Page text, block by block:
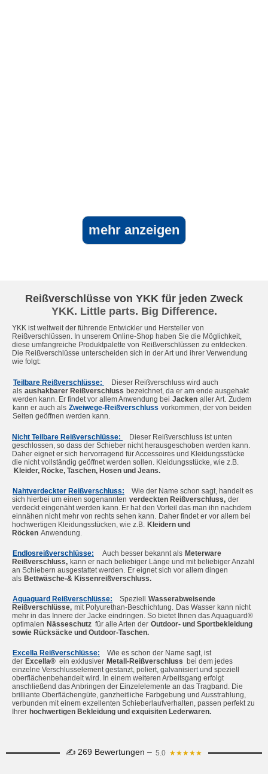
Reißverschlüsse von YKK für jeden Zweck
YKK. Little parts. Big Difference.
YKK ist weltweit der führende Entwickler und Hersteller von
Reißverschlüssen. In unserem Online-Shop haben Sie die Möglichkeit,
diese umfangreiche Produktpalette von Reißverschlüssen zu entdecken.
Die Reißverschlüsse unterscheiden sich in der Art und ihrer Verwendung
wie folgt:
Teilbare Reißverschlüsse:
Dieser Reißverschluss wird auch
als aushakbarer Reißverschluss bezeichnet, da er am ende ausgehakt
werden kann. Er findet vor allem Anwendung bei Jacken aller Art. Zudem
kann er auch als Zweiwege-Reißverschluss vorkommen, der von beiden
Seiten geöffnen werden kann.
Nicht Teilbare Reißverschlüsse:
Dieser Reißverschluss ist unten
geschlossen, so dass der Schieber nicht herausgeschoben werden kann.
Daher eignet er sich hervorragend für Accessoires und Kleidungsstücke
Kleider, Röcke, Taschen, Hosen und Jeans.
Nahtverdeckter Reißverschluss:
Wie der Name schon sagt, handelt es
sich hierbei um einen sogenannten verdeckten Reißverschluss, der
verdeckt eingenäht werden kann. Er hat den Vorteil das man ihn nachdem
einnähen nicht mehr von rechts sehen kann. Daher findet er vor allem bei
hochwertigen Kleidungsstücken, wie z.B. Kleidern und
Röcken Anwendung.
Endlosreißverschlüsse: Auch besser bekannt als Meterware
Reißverschluss, kann er nach beliebiger Länge und mit beliebiger Anzahl
an Schiebern ausgestattet werden. Er eignet sich vor allem dingen
als Bettwäsche-& Kissenreißverschluss.
Aquaguard Reißverschlüsse: Speziell
Wasserabweisende
Reißverschlüsse, mit Polyurethan-Beschichtung. Das Wasser kann nicht
mehr in das Innere der Jacke eindringen. So bietet Ihnen das Aquaguard®
optimalen Nässeschutz für alle Arten der Outdoor- und Sportbekleidung
sowie Rücksäcke und Outdoor-Taschen.
Excella Reißverschlüsse:
Wie es schon der Name sagt, ist
der Excella® ein exklusiver Metall-Reißverschluss bei dem jedes
einzelne Verschlusselement gestanzt, poliert, galvanisiert und speziell
oberflächenbehandelt wird. In einem weiteren Arbeitsgang erfolgt
anschließend das Anbringen der Einzelelemente an das Tragband. Die
brilliante Oberflächengüte, ganzheitliche Farbgebung und Ausstrahlung,
verbunden mit einem exzellenten Schieberlaufverhalten, passen perfekt zu
Ihrer hochwertigen Bekleidung und exquisiten Lederwaren.
✍ 269 Bewertungen – 5.0 ★★★★★